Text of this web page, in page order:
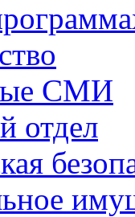
СМИ
отдел